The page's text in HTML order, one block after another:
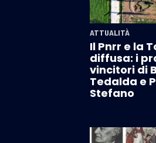
ATTUALITÀ
Il Pnrr e la
diffusa: i
vincitori di
Tedalda e
Stefano